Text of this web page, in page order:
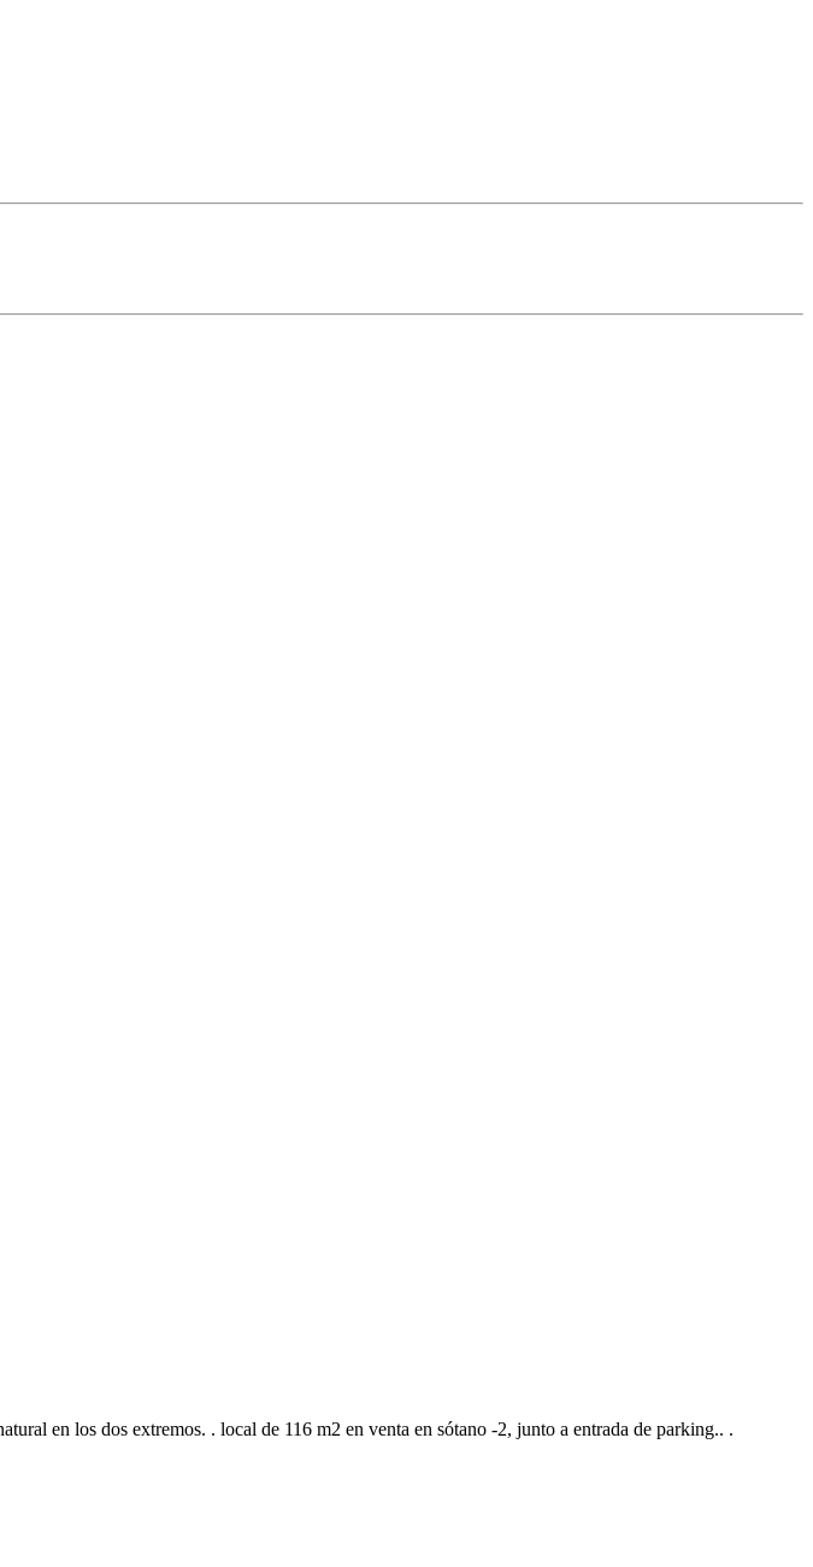
en los dos extremos. . local de 116 m2 en venta en sótano -2, junto a entrada de parking.. .